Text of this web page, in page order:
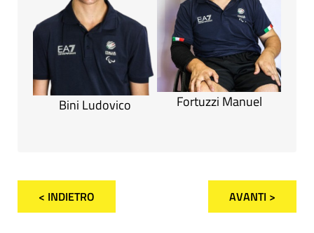
Bini Ludovico Fortuzzi Manuel
< INDIETRO AVANTI >